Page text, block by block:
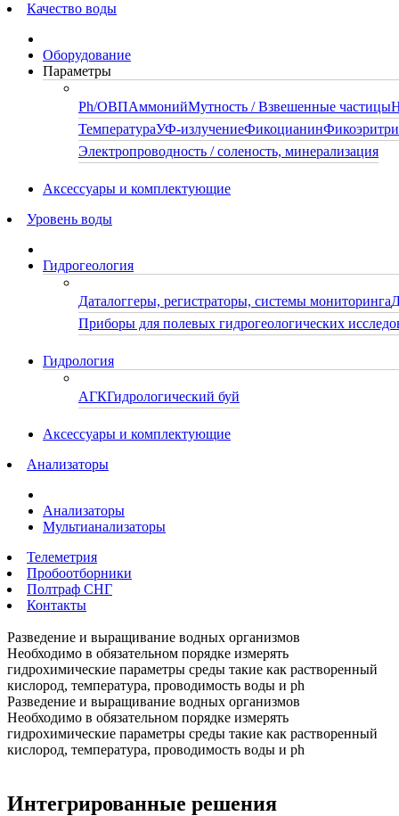
Качество воды
Оборудование
Параметры
Ph/ОВПАммонийМутность / Взвешенные частицы
ТемператураУФ-излучениеФикоцианин
Электропроводность / соленость, минерализация
Аксессуары и комплектующие
Уровень воды
Гидрогеология
Даталоггеры, регистраторы, системы мониторинга
Приборы для полевых гидрогеологических
Гидрология
АГКГидрологический буй
Аксессуары и комплектующие
Анализаторы
Анализаторы
Мультианализаторы
Телеметрия
Пробоотборники
Полтраф СНГ
Контакты
Разведение и выращивание водных организмов
Необходимо в обязательном порядке измерять
гидрохимические параметры среды такие как растворенный
кислород, температура, проводимость воды и ph
Разведение и выращивание водных организмов
Необходимо в обязательном порядке измерять
гидрохимические параметры среды такие как растворенный
кислород, температура, проводимость воды и ph
Интегрированные решения